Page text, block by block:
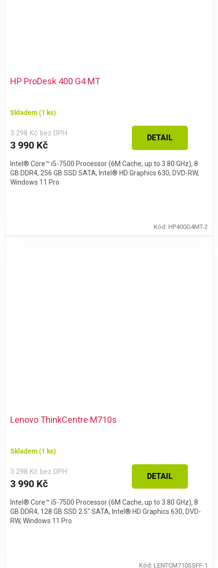
HP ProDesk 400 G4 MT
Skladem(1 ks)
3 298 Kč bez DPH
3 990 Kč
DETAIL
Intel® Core™ i5-7500 Processor (6M Cache, up to 3.80 GHz), 8
GB DDR4, 256 GB SSD SATA, Intel® HD Graphics 630, DVD-RW,
Windows 11 Pro
Kód: HP400G4MT-2
Lenovo ThinkCentre M710s
Skladem(1 ks)
3 298 Kč bez DPH
3 990 Kč
DETAIL
Intel® Core™ i5-7500 Processor (6M Cache, up to 3.80 GHz), 8
GB DDR4, 128 GB SSD 2.5" SATA, Intel® HD Graphics 630, DVD-
RW, Windows 11 Pro
Kód: LENTCM710SSFF-1